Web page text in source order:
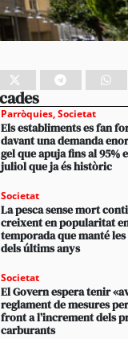
Parròquies,Societat
Els establiments es fan
davant una demanda
gel que apuja fins al 95%
juliol que ja és històric
Societat
La pesca sense mort
creixent en popularitat
temporada que manté
dels últims anys
Societat
El Govern espera tenir
reglament de mesures
front a l’increment dels
carburants